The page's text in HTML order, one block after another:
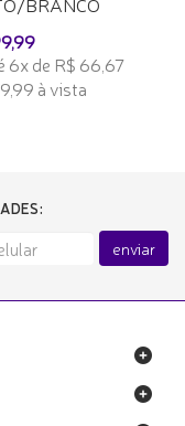
6x de R$ 66,67
à vista
enviar